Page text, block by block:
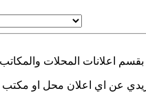
عن اي اعلان محل او مكتب